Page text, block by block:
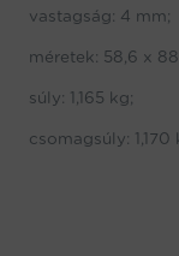
vastagság: 4 mm;
méretek: 58,6 x
súly: 1,165 kg;
csomagsúly: 1,170